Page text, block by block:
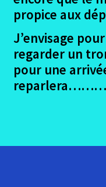
Valença
Me contacter
propice aux
J’envisage
regarder un
pour une
reparlera………